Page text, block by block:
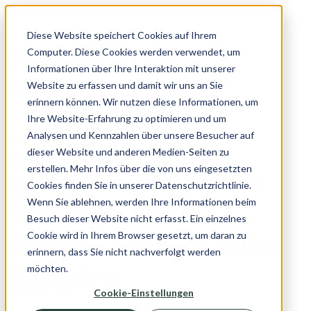
Diese Website speichert Cookies auf Ihrem
Computer. Diese Cookies werden verwendet, um
Informationen über Ihre Interaktion mit unserer
Website zu erfassen und damit wir uns an Sie
erinnern können. Wir nutzen diese Informationen, um
Ihre Website-Erfahrung zu optimieren und um
Analysen und Kennzahlen über unsere Besucher auf
dieser Website und anderen Medien-Seiten zu
erstellen. Mehr Infos über die von uns eingesetzten
Cookies finden Sie in unserer Datenschutzrichtlinie.
Wenn Sie ablehnen, werden Ihre Informationen beim
Besuch dieser Website nicht erfasst. Ein einzelnes
Cookie wird in Ihrem Browser gesetzt, um daran zu
erinnern, dass Sie nicht nachverfolgt werden
möchten.
Cookie-Einstellungen
Skip to content
Fachpartner
Fachpartner werden
Fachpartner finden
Kontakt
Geschäftsportal
Privatportal
Privatkunden
Bestehende Offerte finanzieren
Privatkunden
Referenzen von unseren
Kunden
Echte Geschichten, echte
Ergebnisse